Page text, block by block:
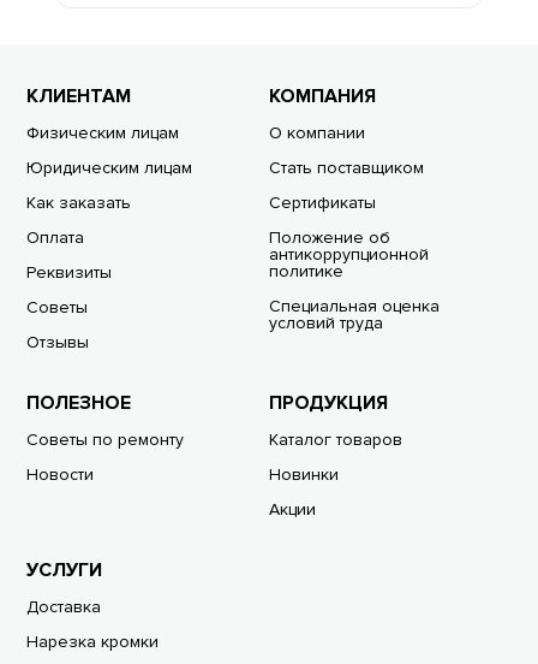
КЛИЕНТАМ
Физическим лицам
Юридическим лицам
Как заказать
Оплата
Реквизиты
Советы
Отзывы
КОМПАНИЯ
О компании
Стать поставщиком
Сертификаты
Положение об
антикоррупционной
политике
Специальная оценка
условий труда
ПОЛЕЗНОЕ
Советы по ремонту
Новости
ПРОДУКЦИЯ
Каталог товаров
Новинки
Акции
УСЛУГИ
Доставка
Нарезка кромки